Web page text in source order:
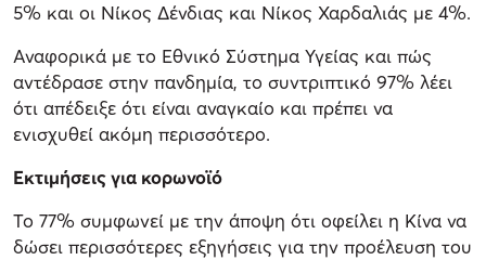
5% και οι Νίκος Δένδιας και Νίκος Χαρδαλιάς με 4%.
Αναφορικά με το Εθνικό Σύστημα Υγείας και πώς
αντέδρασε στην πανδημία, το συντριπτικό 97% λέει
ότι απέδειξε ότι είναι αναγκαίο και πρέπει να
ενισχυθεί ακόμη περισσότερο.
Εκτιμήσεις για κορωνοϊό
Το 77% συμφωνεί με την άποψη ότι οφείλει η Κίνα να
δώσει περισσότερες εξηγήσεις για την προέλευση του